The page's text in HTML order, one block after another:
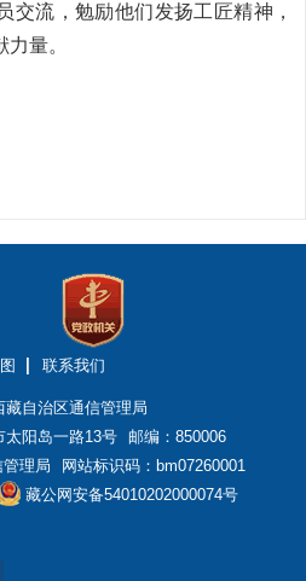
交流，勉励他们发扬工匠精神，
量。
联系我们
藏自治区通信管理局
太阳岛一路13号 邮编：850006
理局
网站标识码：bm07260001
藏公网安备54010202000074号